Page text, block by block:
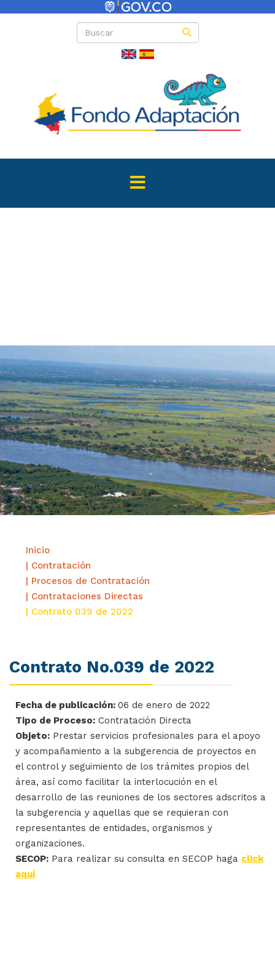
Directas
Inicio
| Contratación
| Procesos de Contratación
| Contrataciones Directas
| Contrato 039 de 2022
Contrato No.039 de 2022
Fecha de publicación: 06 de enero de 2022
Tipo de Proceso: Contratación Directa
Objeto: Prestar servicios profesionales para el apoyo
y acompañamiento a la subgerencia de proyectos en
el control y seguimiento de los trámites propios del
área, así como facilitar la interlocución en el
desarrollo de las reuniones de los sectores adscritos a
la subgerencia y aquellas que se requieran con
representantes de entidades, organismos y
organizaciones.
SECOP: Para realizar su consulta en SECOP haga click
aquí